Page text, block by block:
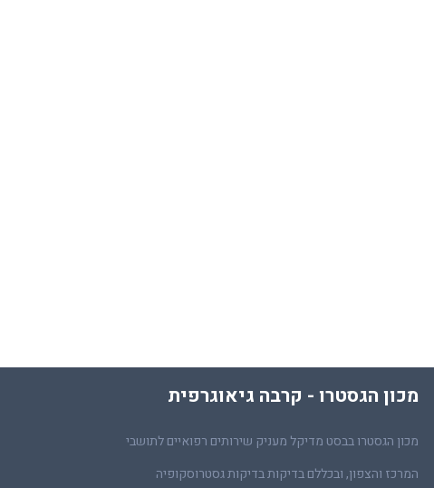
מכון הגסטרו - קרבה גיאוגרפית
מכון הגסטרו בבסט מדיקל מעניק שירותים רפואיים לתושבי
המרכז והצפון, ובכללם בדיקות בדיקות גסטרוסקופיה